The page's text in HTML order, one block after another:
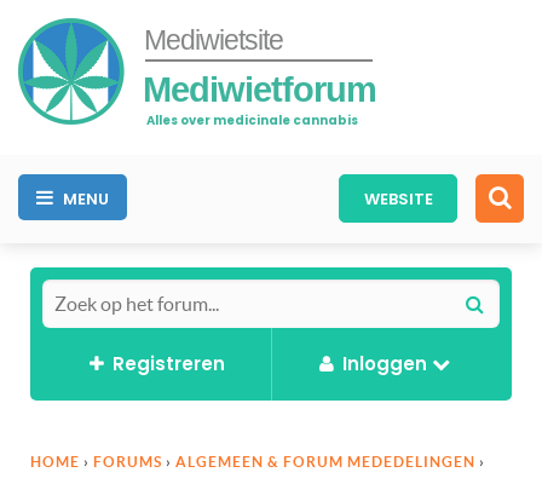
Mediwietsite
Mediwietforum
Alles over medicinale cannabis
MENU WEBSITE
Registreren Inloggen
HOME › FORUMS › ALGEMEEN & FORUM MEDEDELINGEN ›